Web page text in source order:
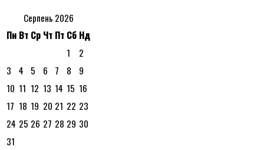
Серпень 2026
Пн Вт Ср Чт Пт Сб Нд
1
2
3
4 5 6 7 8
9
10 11 12 13 14 15 16
17 18 19 20 21 22 23
24 25 26 27 28 29 30
31